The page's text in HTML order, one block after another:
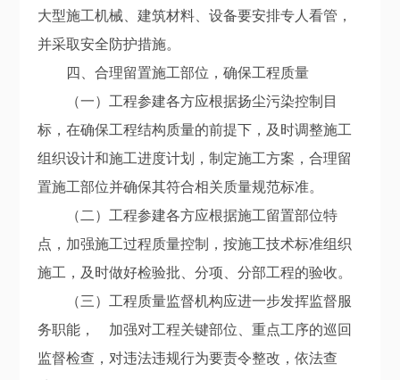
大型施工机械、建筑材料、设备要安排专人看管，
并采取安全防护措施。
四、合理留置施工部位，确保工程质量
（一）工程参建各方应根据扬尘污染控制目
标，在确保工程结构质量的前提下，及时调整施工
组织设计和施工进度计划，制定施工方案，合理留
置施工部位并确保其符合相关质量规范标准。
（二）工程参建各方应根据施工留置部位特
点，加强施工过程质量控制，按施工技术标准组织
施工，及时做好检验批、分项、分部工程的验收。
（三）工程质量监督机构应进一步发挥监督服
务职能， 加强对工程关键部位、重点工序的巡回
监督检查，对违法违规行为要责令整改，依法查